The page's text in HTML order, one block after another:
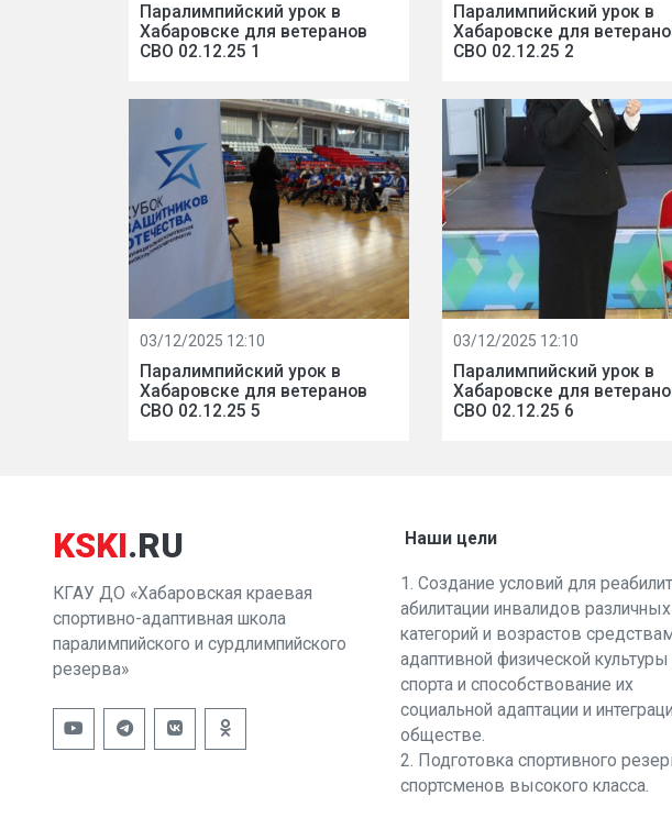
Паралимпийский урок в
Хабаровске для ветеранов
СВО 02.12.25 1
Паралимпийский урок в
Хабаровске для
СВО 02.12.25 2
03/12/2025 12:10
Паралимпийский урок в
Хабаровске для ветеранов
СВО 02.12.25 5
03/12/2025 12:10
Паралимпийский урок в
Хабаровске для
СВО 02.12.25 6
KSKI.RU
КГАУ ДО «Хабаровская краевая
спортивно-адаптивная школа
паралимпийского и сурдлимпийского
резерва»
Наши цели
1. Создание условий для
абилитации инвалидов различных
категорий и возрастов
адаптивной физической культуры
спорта и способствование их
социальной адаптации и
обществе.
2. Подготовка спортивного
спортсменов высокого класса.